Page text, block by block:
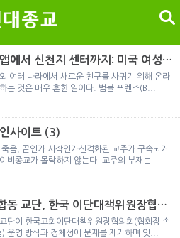
검
검색
구원파 협력기관
후 본격적인 청산 절차 돌입
생활
민사소송에 승소
구원파 협력기관
에서 신천지 센터까지: 미국 여성이
포섭의 전 과정
여러 나라에서 새로운 친구를 사귀기 위해 온라
는 것은 매우 흔한 일이다. 범블 프렌즈(B...
사이트 (3)
음, 끝인가 시작인가신격화된 교주가 구속되거
비종교가 몰락하지 않는다. 교주의 부재는 ...
동 교단, 한국 이단대책위원장협의
단이 한국교회이단대책위원장협의회(협회장 손
운영 방식과 정체성에 문제를 제기하며 잇...